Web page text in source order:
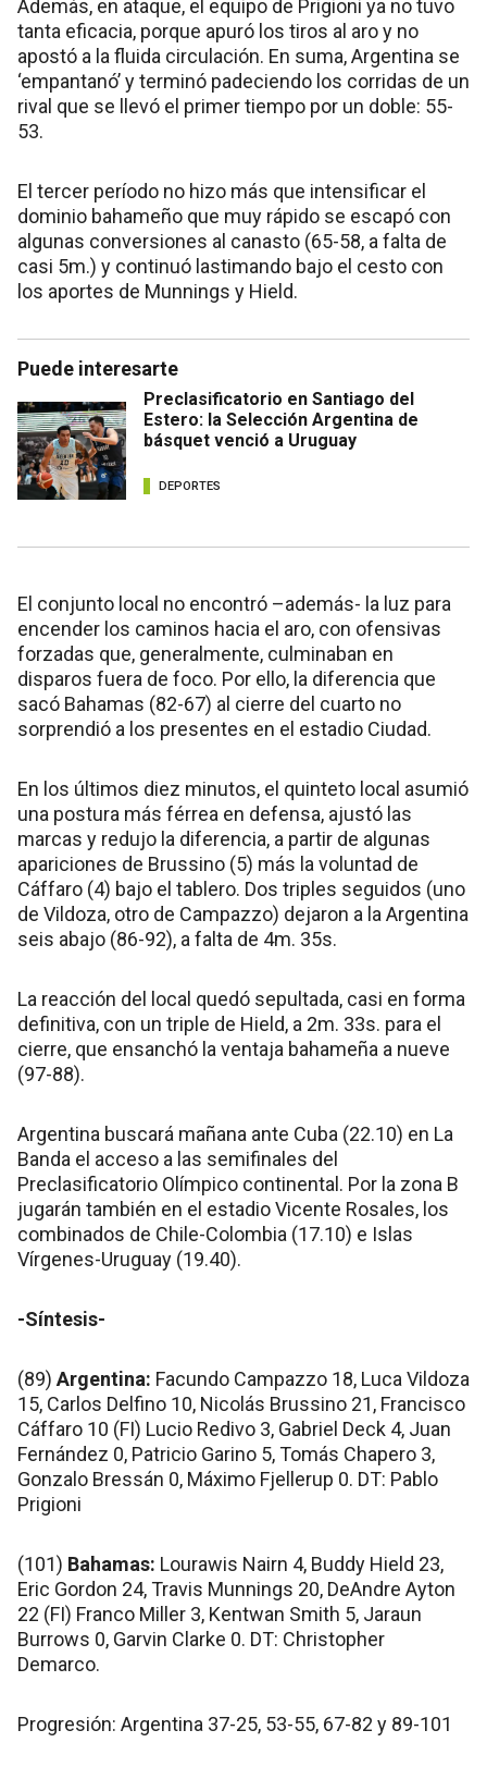
Además, en ataque, el equipo de Prigioni ya no tuvo
tanta eficacia, porque apuró los tiros al aro y no
apostó a la fluida circulación. En suma, Argentina se
‘empantanó’ y terminó padeciendo los corridas de un
rival que se llevó el primer tiempo por un doble: 55-
53.
El tercer período no hizo más que intensificar el
dominio bahameño que muy rápido se escapó con
algunas conversiones al canasto (65-58, a falta de
casi 5m.) y continuó lastimando bajo el cesto con
los aportes de Munnings y Hield.
Puede interesarte
Preclasificatorio en Santiago del
Estero: la Selección Argentina de
básquet venció a Uruguay
DEPORTES
El conjunto local no encontró –además- la luz para
encender los caminos hacia el aro, con ofensivas
forzadas que, generalmente, culminaban en
disparos fuera de foco. Por ello, la diferencia que
sacó Bahamas (82-67) al cierre del cuarto no
sorprendió a los presentes en el estadio Ciudad.
En los últimos diez minutos, el quinteto local asumió
una postura más férrea en defensa, ajustó las
marcas y redujo la diferencia, a partir de algunas
apariciones de Brussino (5) más la voluntad de
Cáffaro (4) bajo el tablero. Dos triples seguidos (uno
de Vildoza, otro de Campazzo) dejaron a la Argentina
seis abajo (86-92), a falta de 4m. 35s.
La reacción del local quedó sepultada, casi en forma
definitiva, con un triple de Hield, a 2m. 33s. para el
cierre, que ensanchó la ventaja bahameña a nueve
(97-88).
Argentina buscará mañana ante Cuba (22.10) en La
Banda el acceso a las semifinales del
Preclasificatorio Olímpico continental. Por la zona B
jugarán también en el estadio Vicente Rosales, los
combinados de Chile-Colombia (17.10) e Islas
Vírgenes-Uruguay (19.40).
-Síntesis-
(89) Argentina: Facundo Campazzo 18, Luca Vildoza
15, Carlos Delfino 10, Nicolás Brussino 21, Francisco
Cáffaro 10 (FI) Lucio Redivo 3, Gabriel Deck 4, Juan
Fernández 0, Patricio Garino 5, Tomás Chapero 3,
Gonzalo Bressán 0, Máximo Fjellerup 0. DT: Pablo
Prigioni
(101) Bahamas: Lourawis Nairn 4, Buddy Hield 23,
Eric Gordon 24, Travis Munnings 20, DeAndre Ayton
22 (FI) Franco Miller 3, Kentwan Smith 5, Jaraun
Burrows 0, Garvin Clarke 0. DT: Christopher
Demarco.
Progresión: Argentina 37-25, 53-55, 67-82 y 89-101